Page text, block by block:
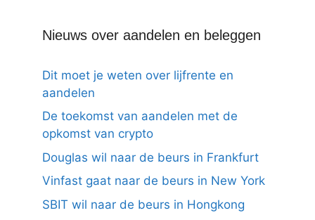
Nieuws over aandelen en beleggen
Dit moet je weten over lijfrente en
aandelen
De toekomst van aandelen met de
opkomst van crypto
Douglas wil naar de beurs in Frankfurt
Vinfast gaat naar de beurs in New York
SBIT wil naar de beurs in Hongkong